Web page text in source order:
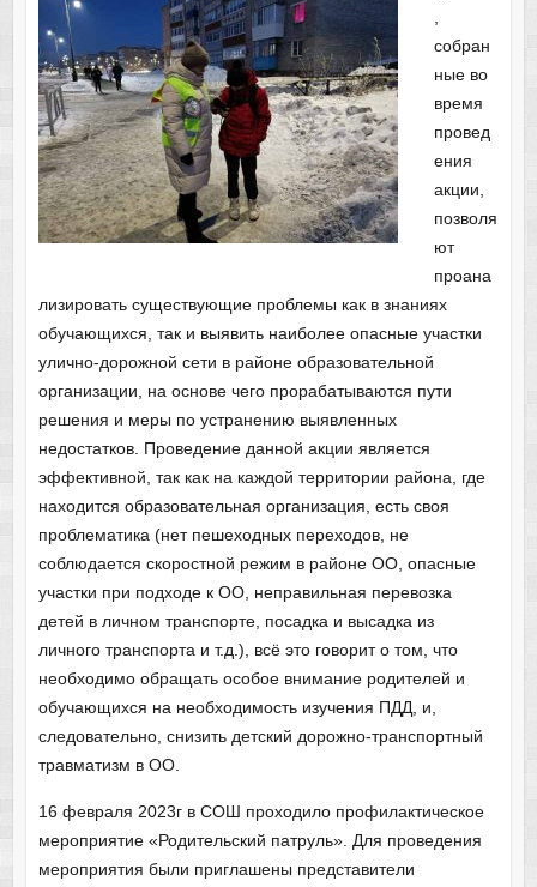
собран
ные во
время
провед
ения
акции,
позволя
ют
проана
лизировать существующие проблемы как в знаниях
обучающихся, так и выявить наиболее опасные участки
улично-дорожной сети в районе образовательной
организации, на основе чего прорабатываются пути
решения и меры по устранению выявленных
недостатков. Проведение данной акции является
эффективной, так как на каждой территории района, где
находится образовательная организация, есть своя
проблематика (нет пешеходных переходов, не
соблюдается скоростной режим в районе ОО, опасные
участки при подходе к ОО, неправильная перевозка
детей в личном транспорте, посадка и высадка из
личного транспорта и т.д.), всё это говорит о том, что
необходимо обращать особое внимание родителей и
обучающихся на необходимость изучения ПДД, и,
следовательно, снизить детский дорожно-транспортный
травматизм в ОО.
16 февраля 2023г в СОШ проходило профилактическое
мероприятие «Родительский патруль». Для проведения
мероприятия были приглашены представители